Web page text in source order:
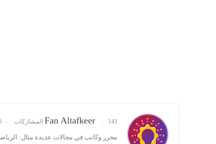
Fan Altafkeer 143 المشاركات 0
محرر وكاتب في مجالات عديدة مثال: